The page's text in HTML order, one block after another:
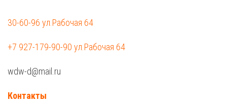
30-60-96 ул.Рабочая 64
+7 927-179-90-90 ул.Рабочая 64
wdw-d@mail.ru
Контакты